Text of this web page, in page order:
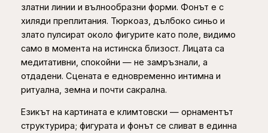
1
9
,
0
в
ъ
л
н
и
–
п
и
златни линии и вълнообразни форми. Фонът е с
хиляди преплитания. Тюркоаз, дълбоко синьо и
злато пулсират около фигурите като поле, видимо
само в момента на истинска близост. Лицата са
медитативни, спокойни — не замръзнали, а
отдадени. Сцената е едновременно интимна и
ритуална, земна и почти сакрална.
Езикът на картината е климтовски — орнаментът
структурира; фигурата и фонът се сливат в единна